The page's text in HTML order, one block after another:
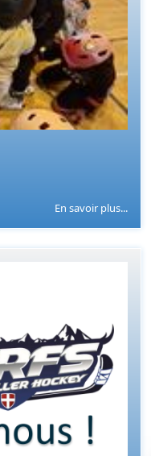
En savoir plus...